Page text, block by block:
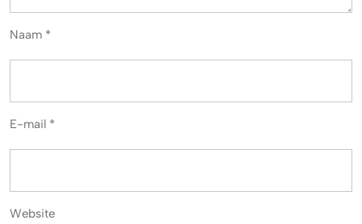
Naam *
E-mail *
Website